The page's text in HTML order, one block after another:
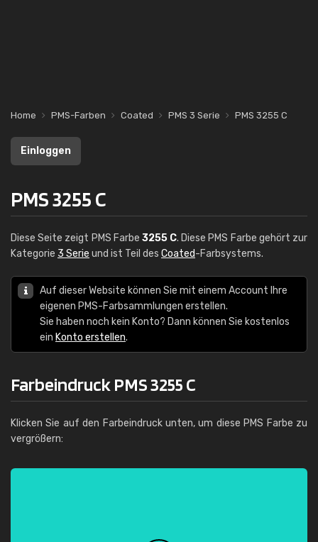
Home PMS-Farben Coated PMS 3 Serie PMS 3255 C
Einloggen
PMS 3255 C
Diese Seite zeigt PMS Farbe 3255 C. Diese PMS Farbe gehört zur
Kategorie 3 Serie und ist Teil des Coated-Farbsystems.
Auf dieser Website können Sie mit einem Account Ihre
eigenen PMS-Farbsammlungen erstellen.
Sie haben noch kein Konto? Dann können Sie kostenlos
ein Konto erstellen.
Farbeindruck PMS 3255 C
Klicken Sie auf den Farbeindruck unten, um diese PMS Farbe zu
vergrößern: